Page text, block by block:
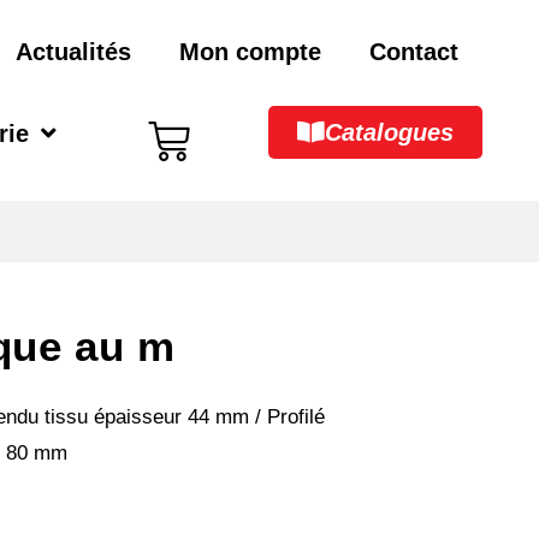
Actualités Mon compte Contact
Catalogues
au m
tissu épaisseur 44 mm / Profilé
mm